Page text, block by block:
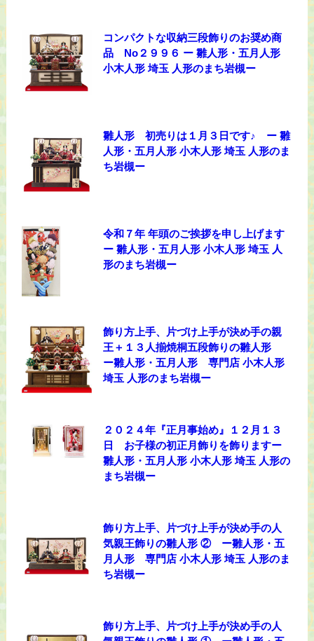
コンパクトな収納三段飾りのお奨め商
品 No２９９６ ー 雛人形・五月人形
小木人形 埼玉 人形のまち岩槻ー
雛人形 初売りは１月３日です♪ ー 雛
人形・五月人形 小木人形 埼玉 人形のま
ち岩槻ー
令和７年 年頭のご挨拶を申し上げます
ー 雛人形・五月人形 小木人形 埼玉 人
形のまち岩槻ー
飾り方上手、片づけ上手が決め手の親
王＋１３人揃焼桐五段飾りの雛人形
ー雛人形・五月人形 専門店 小木人形
埼玉 人形のまち岩槻ー
２０２４年『正月事始め』１２月１３
日 お子様の初正月飾りを飾りますー
雛人形・五月人形 小木人形 埼玉 人形の
まち岩槻ー
飾り方上手、片づけ上手が決め手の人
気親王飾りの雛人形 ② ー雛人形・五
月人形 専門店 小木人形 埼玉 人形のま
ち岩槻ー
飾り方上手、片づけ上手が決め手の人